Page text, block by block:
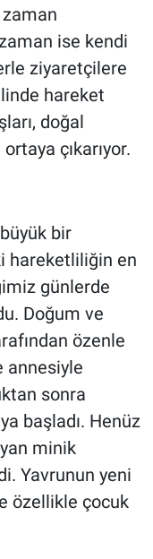
ise kendi
ziyaretçilere
hareket
doğal
çıkarıyor.
bir
hareketliliğin en
günlerde
Doğum ve
özenle
annesiyle
sonra
başladı. Henüz
minik
Yavrunun yeni
özellikle çocuk